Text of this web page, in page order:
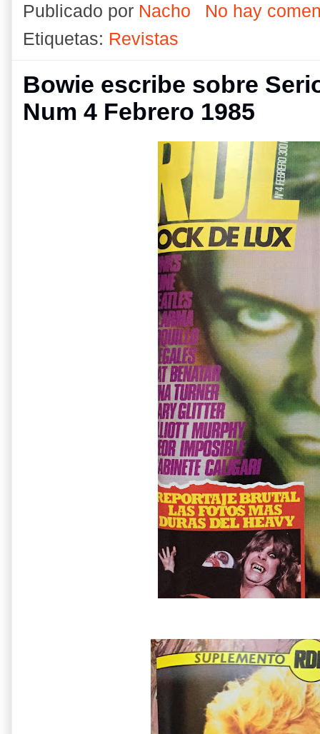
Publicado por Nacho
No hay
Etiquetas: Revistas
Bowie escribe sobre
Num 4 Febrero 1985